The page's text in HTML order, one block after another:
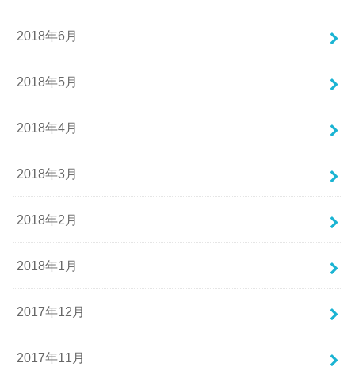
2018年6月
2018年5月
2018年4月
2018年3月
2018年2月
2018年1月
2017年12月
2017年11月